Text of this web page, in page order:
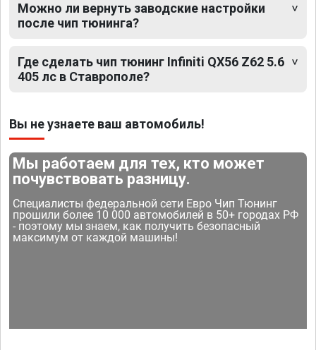
Можно ли вернуть заводские настройки
после чип тюнинга?
Где сделать чип тюнинг Infiniti QX56 Z62 5.6
405 лс в Ставрополе?
Вы не узнаете ваш автомобиль!
Мы работаем для тех, кто может
почувствовать разницу.
Специалисты федеральной сети Евро Чип Тюнинг
прошили более 10 000 автомобилей в 50+ городах РФ
- поэтому мы знаем, как получить безопасный
максимум от каждой машины!